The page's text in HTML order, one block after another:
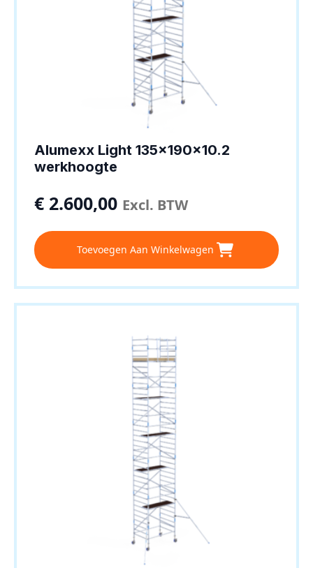
Alumexx Light 135x190x10.2
werkhoogte
€ 2.600,00 Excl. BTW
Toevoegen Aan Winkelwagen